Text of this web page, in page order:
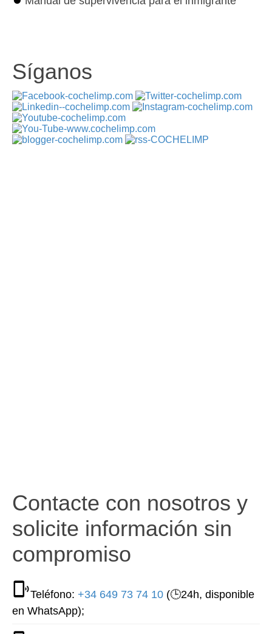
Síganos
Contacte con nosotros y
solicite información sin
compromiso
Teléfono: +34 649 73 74 10 (🕒24h, disponible
en WhatsApp);